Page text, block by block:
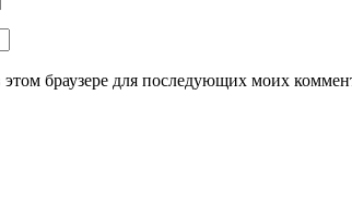
браузере для последующих моих